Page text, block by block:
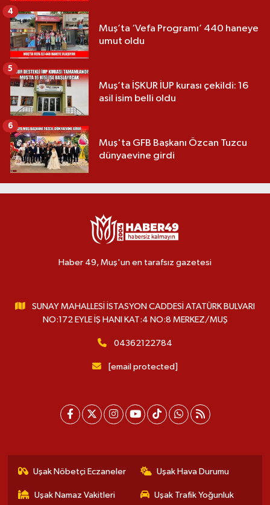
Muş’ta ‘Vefa Programı’ 440 haneye
umut oldu
4
Muş’ta İŞKUR İUP kurası çekildi: 16
asil isim belli oldu
5
Muş'ta GFB Başkanı Özcan Tuzcu
dünyaevine girdi
6
Haber 49, Muş'un en tarafsız gazetesi
SUNAY MAHALLESİ İSTASYON CADDESİ ATATÜRK BULVARI
NO:172 EYLE İŞ HANI KAT:4 NO:8 MERKEZ/MUŞ
04362122784
[email protected]
Uşak Nöbetçi Eczaneler Uşak Hava Durumu
Uşak Namaz Vakitleri
Uşak Trafik Yoğunluk